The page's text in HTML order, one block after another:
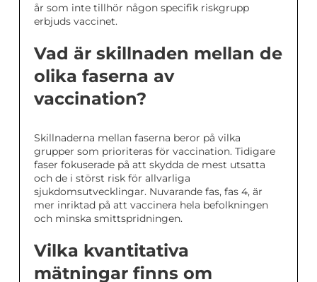
år som inte tillhör någon specifik riskgrupp
erbjuds vaccinet.
Vad är skillnaden mellan de
olika faserna av
vaccination?
Skillnaderna mellan faserna beror på vilka
grupper som prioriteras för vaccination. Tidigare
faser fokuserade på att skydda de mest utsatta
och de i störst risk för allvarliga
sjukdomsutvecklingar. Nuvarande fas, fas 4, är
mer inriktad på att vaccinera hela befolkningen
och minska smittspridningen.
Vilka kvantitativa
mätningar finns om